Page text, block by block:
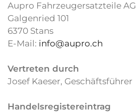
Aupro Fahrzeugersatzteile AG
Galgenried 101
6370 Stans
E-Mail: info@aupro.ch
Vertreten durch
Josef Kaeser, Geschäftsführer
Handelsregistereintrag